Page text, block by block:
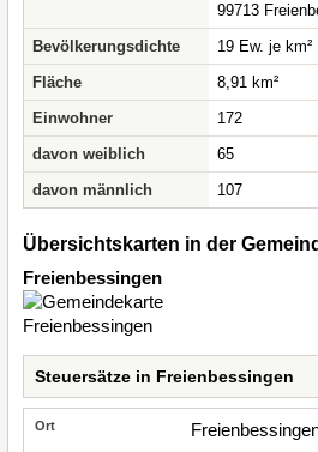
99713
Bevölkerungsdichte
19 Ew. je km²
Fläche
8,91 km²
Einwohner
172
davon weiblich
65
davon männlich
107
Übersichtskarten in der
Freienbessingen
Steuersätze in Freienbessingen